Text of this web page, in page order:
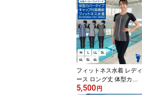
フィットネス水着 レディ
ース ロング丈 体型カバ
ー セパレート スイムキ
5,500 円